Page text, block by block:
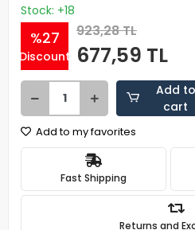
Stock: +18
%27
Discount
923,28 TL
677,59 TL
Add to
cart
Add to my favorites
Fast Shipping
Returns and